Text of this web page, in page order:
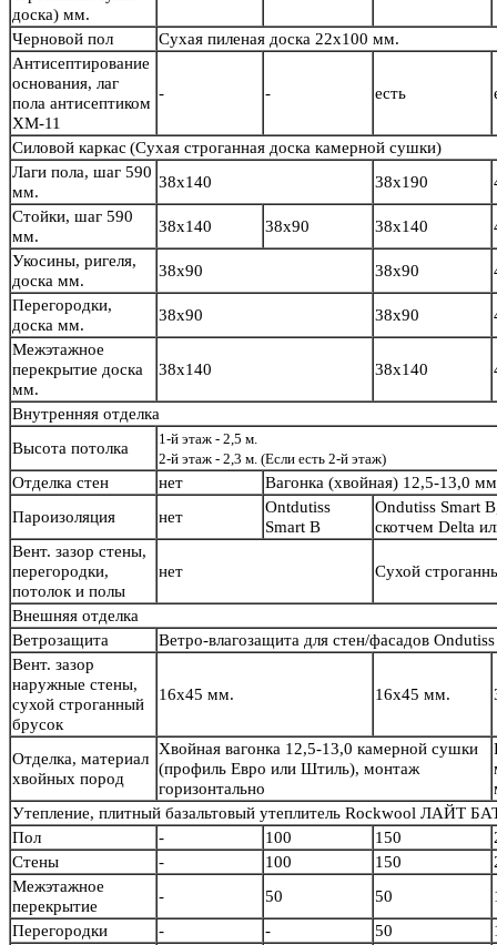
доска) мм.
Черновой пол
Сухая пиленая доска 22х100 мм.
Антисептирование
основания, лаг
пола антисептиком
ХМ-11
- - есть
Силовой каркас(Сухая строганная доска камерной сушки)
Лаги пола, шаг 590
мм.
38х140 38х190
Стойки, шаг 590
мм.
38х140 38х90 38х140
Укосины, ригеля,
доска мм.
38х90 38х90
Перегородки,
доска мм.
38х90 38х90
Межэтажное
перекрытие доска
мм.
38х140 38х140
Внутренняя отделка
Высота потолка
1-й этаж - 2,5 м.
2-й этаж - 2,3 м. (Если есть 2-й этаж)
Отделка стен нет
Вагонка (хвойная) 12,5-13,0
Пароизоляция
нет
Ontdutiss
Smart B
Ondutiss Smart
скотчем Delta
Вент. зазор стены,
перегородки,
потолок и полы
нет Сухой
Внешняя отделка
Ветрозащита
Ветро-влагозащита для стен/фасадов
Вент. зазор
наружные стены,
сухой строганный
брусок
16х45 мм. 16х45 мм.
Отделка, материал
хвойных пород
Хвойная вагонка 12,5-13,0 камерной сушки
(профиль Евро или Штиль), монтаж
горизонтально
Утепление, плитный базальтовый утеплитель Rockwool ЛАЙТ
Пол
- 100 150
Стены
- 100 150
Межэтажное
перекрытие
- 50 50
Перегородки
- - 50